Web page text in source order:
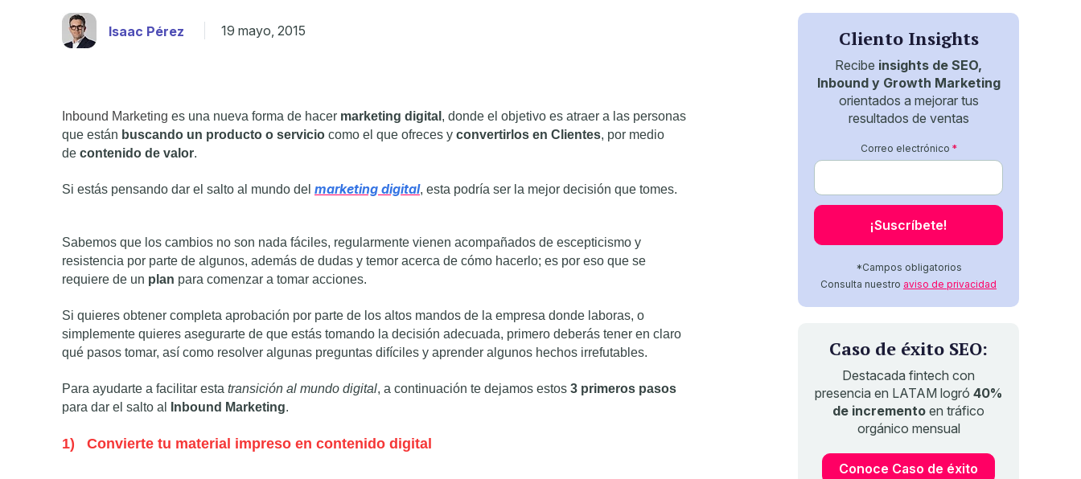
Isaac Pérez 19 mayo, 2015
Inbound Marketing es una nueva forma de hacer marketing digital , donde el objetivo es atraer a las personas
que están buscando un producto o servicio como el que ofreces y convertirlos en Clientes, por medio
de contenido de valor.
Si estás pensando dar el salto al mundo del marketing digital, esta podría ser la mejor decisión que tomes.
Sabemos que los cambios no son nada fáciles, regularmente vienen acompañados de escepticismo y
resistencia por parte de algunos, además de dudas y temor acerca de cómo hacerlo; es por eso que se
requiere de un plan para comenzar a tomar acciones.
Si quieres obtener completa aprobación por parte de los altos mandos de la empresa donde laboras, o
simplemente quieres asegurarte de que estás tomando la decisión adecuada, primero deberás tener en claro
qué pasos tomar, así como resolver algunas preguntas difíciles y aprender algunos hechos irrefutables.
Para ayudarte a facilitar esta transición al mundo digital, a continuación te dejamos estos 3 primeros pasos
para dar el salto al
Inbound Marketing.
1) Convierte tu material impreso en contenido digital
Caso de éxito SEO:
Destacada fintech con
presencia en LATAM logró 40%
de incremento en tráfico
orgánico mensual
Conoce Caso de éxito
Cliento Insights
Recibe insights de SEO,
Inbound y Growth Marketing
orientados a mejorar tus
resultados de ventas
Correo electrónico *
*Campos obligatorios
Consulta nuestro aviso de privacidad